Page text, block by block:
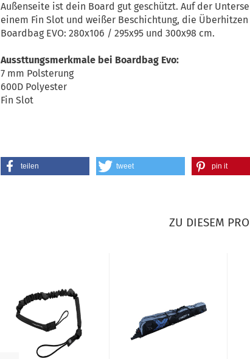
Außenseite ist dein Board gut geschützt. Auf der
einem Fin Slot und weißer Beschichtung, die
Boardbag EVO: 280x106 / 295x95 und 300x98 cm.
Aussttungsmerkmale bei Boardbag Evo:
7 mm Polsterung
600D Polyester
Fin Slot
teilen tweet pin it
ZU DIESEM